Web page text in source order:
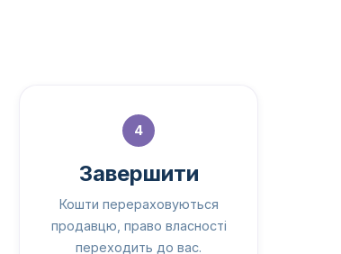
4
Завершити
Кошти перераховуються
продавцю, право власності
переходить до вас.